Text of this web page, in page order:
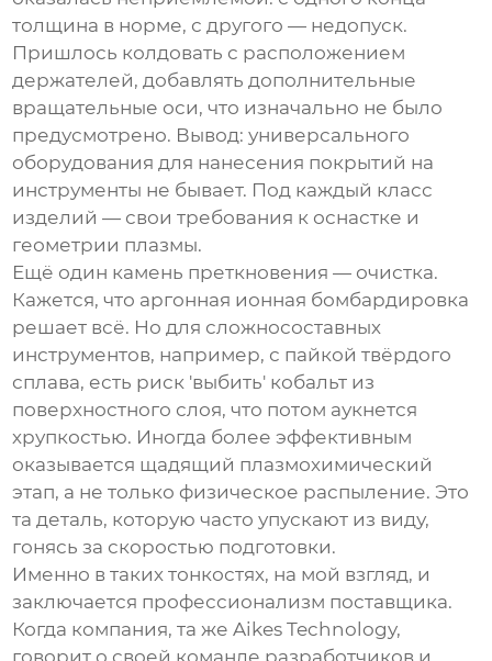
толщина в норме, с другого — недопуск.
Пришлось колдовать с расположением
держателей, добавлять дополнительные
вращательные оси, что изначально не было
предусмотрено. Вывод: универсального
оборудования для нанесения покрытий на
инструменты не бывает. Под каждый класс
изделий — свои требования к оснастке и
геометрии плазмы.
Ещё один камень преткновения — очистка.
Кажется, что аргонная ионная бомбардировка
решает всё. Но для сложносоставных
инструментов, например, с пайкой твёрдого
сплава, есть риск 'выбить' кобальт из
поверхностного слоя, что потом аукнется
хрупкостью. Иногда более эффективным
оказывается щадящий плазмохимический
этап, а не только физическое распыление. Это
та деталь, которую часто упускают из виду,
гонясь за скоростью подготовки.
Именно в таких тонкостях, на мой взгляд, и
заключается профессионализм поставщика.
Когда компания, та же Aikes Technology,